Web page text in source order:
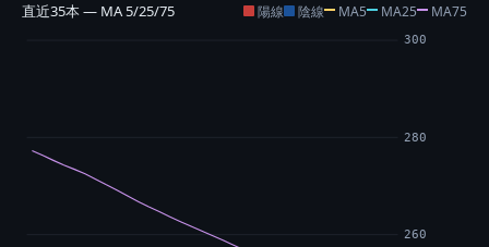
直近35本 — MA 5/25/75 陽線 陰線 MA5 MA25 MA75
260
280
300